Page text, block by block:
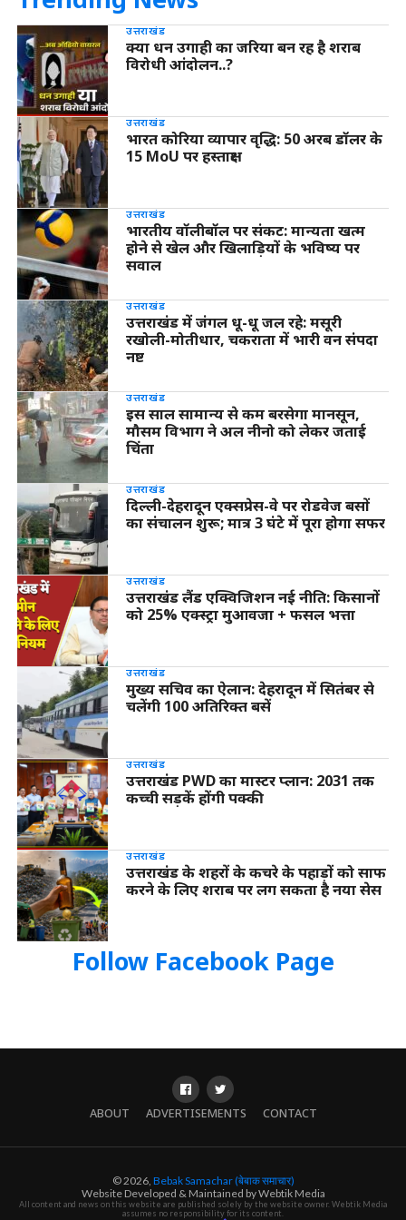
उत्तराखंड
क्या धन उगाही का जरिया बन रह है शराब
विरोधी आंदोलन..?
उत्तराखंड
भारत कोरिया व्यापार वृद्धि: 50 अरब डॉलर के
15 MoU पर हस्ताक्षर
उत्तराखंड
भारतीय वॉलीबॉल पर संकट: मान्यता खत्म
होने से खेल और खिलाड़ियों के भविष्य पर
सवाल
उत्तराखंड
उत्तराखंड में जंगल धू-धू जल रहे: मसूरी
रखोली-मोतीधार, चकराता में भारी वन संपदा
नष्ट
उत्तराखंड
इस साल सामान्य से कम बरसेगा मानसून,
मौसम विभाग ने अल नीनो को लेकर जताई
चिंता
उत्तराखंड
दिल्ली-देहरादून एक्सप्रेस-वे पर रोडवेज बसों
का संचालन शुरू; मात्र 3 घंटे में पूरा होगा सफर
उत्तराखंड
उत्तराखंड लैंड एक्विजिशन नई नीति: किसानों
को 25% एक्स्ट्रा मुआवजा + फसल भत्ता
उत्तराखंड
मुख्य सचिव का ऐलान: देहरादून में सितंबर से
चलेंगी 100 अतिरिक्त बसें
उत्तराखंड
उत्तराखंड PWD का मास्टर प्लान: 2031 तक
कच्ची सड़कें होंगी पक्की
उत्तराखंड
उत्तराखंड के शहरों के कचरे के पहाड़ों को साफ
करने के लिए शराब पर लग सकता है नया सेस
Follow Facebook Page
ABOUT ADVERTISEMENTS CONTACT
© 2026, Bebak Samachar (बेबाक समाचार)
Website Developed & Maintained by Webtik Media
All content and news on this website are published solely by the website owner. Webtik Media
assumes no responsibility for its content.